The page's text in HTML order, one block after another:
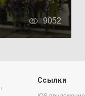
9052
Ссылки